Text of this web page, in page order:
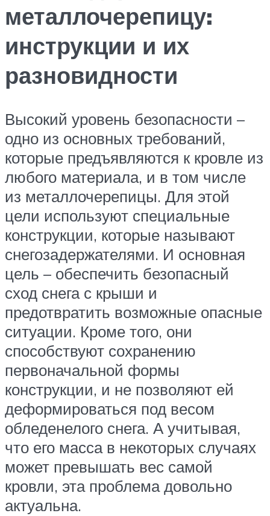
металлочерепицу:
инструкции и их
разновидности
Высокий уровень безопасности –
одно из основных требований,
которые предъявляются к кровле из
любого материала, и в том числе
из металлочерепицы. Для этой
цели используют специальные
конструкции, которые называют
снегозадержателями. И основная
цель – обеспечить безопасный
сход снега с крыши и
предотвратить возможные опасные
ситуации. Кроме того, они
способствуют сохранению
первоначальной формы
конструкции, и не позволяют ей
деформироваться под весом
обледенелого снега. А учитывая,
что его масса в некоторых случаях
может превышать вес самой
кровли, эта проблема довольно
актуальна.